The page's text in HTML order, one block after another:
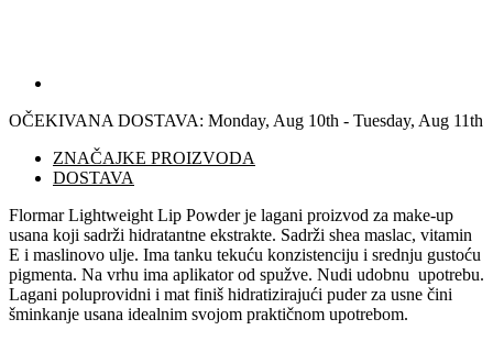
OČEKIVANA DOSTAVA: Monday, Aug 10th - Tuesday, Aug 11th
ZNAČAJKE PROIZVODA
DOSTAVA
Flormar Lightweight Lip Powder je lagani proizvod za make-up
usana koji sadrži hidratantne ekstrakte. Sadrži shea maslac, vitamin
E i maslinovo ulje. Ima tanku tekuću konzistenciju i srednju gustoću
pigmenta. Na vrhu ima aplikator od spužve. Nudi udobnu upotrebu.
Lagani poluprovidni i mat finiš hidratizirajući puder za usne čini
šminkanje usana idealnim svojom praktičnom upotrebom.